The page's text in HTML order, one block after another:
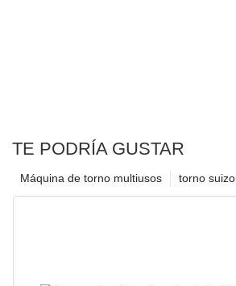
TE PODRÍA GUSTAR
torno suizo
Máquina de torno multiusos